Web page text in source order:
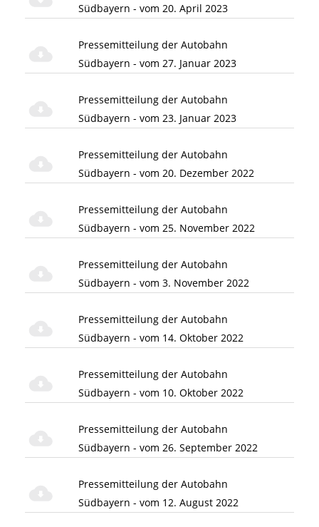
Südbayern - vom 20. April 2023
Pressemitteilung der Autobahn
Südbayern - vom 27. Januar 2023
Pressemitteilung der Autobahn
Südbayern - vom 23. Januar 2023
Pressemitteilung der Autobahn
Südbayern - vom 20. Dezember 2022
Pressemitteilung der Autobahn
Südbayern - vom 25. November 2022
Pressemitteilung der Autobahn
Südbayern - vom 3. November 2022
Pressemitteilung der Autobahn
Südbayern - vom 14. Oktober 2022
Pressemitteilung der Autobahn
Südbayern - vom 10. Oktober 2022
Pressemitteilung der Autobahn
Südbayern - vom 26. September 2022
Pressemitteilung der Autobahn
Südbayern - vom 12. August 2022